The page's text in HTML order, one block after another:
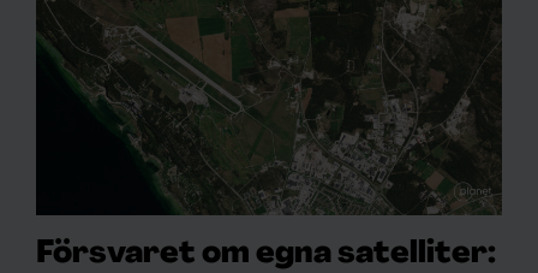
Försvaret om egna satelliter: